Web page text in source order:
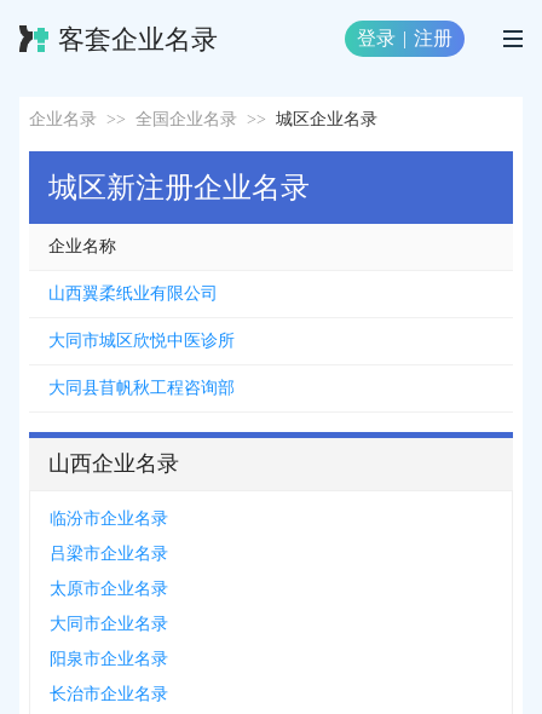
客套企业名录 登录 | 注册
企业名录 >> 全国企业名录 >> 城区企业名录
城区新注册企业名录
企业名称
山西翼柔纸业有限公司
大同市城区欣悦中医诊所
大同县苜帆秋工程咨询部
山西企业名录
临汾市企业名录
吕梁市企业名录
太原市企业名录
大同市企业名录
阳泉市企业名录
长治市企业名录